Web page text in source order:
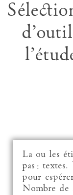
La ou les
pas :
pour
Nombre de